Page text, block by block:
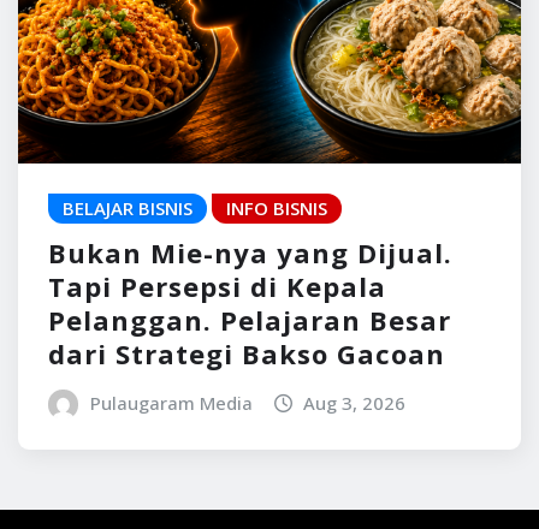
BELAJAR BISNIS INFO BISNIS
Bukan Mie-nya yang Dijual.
Tapi Persepsi di Kepala
Pelanggan. Pelajaran Besar
dari Strategi Bakso Gacoan
Pulaugaram Media Aug 3, 2026